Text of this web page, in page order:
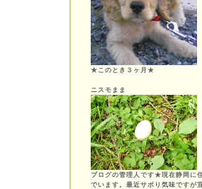
★このとき３ヶ月★
ニスモまま
ブログの管理人です★現在静岡に
でいます。最近サボり気味ですが